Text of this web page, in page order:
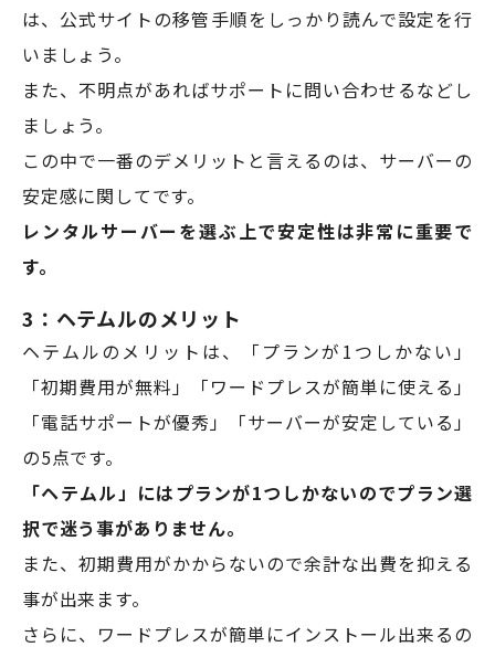
は、公式サイトの移管手順をしっかり読んで設定を行
いましょう。
また、不明点があればサポートに問い合わせるなどし
ましょう。
この中で一番のデメリットと言えるのは、サーバーの
安定感に関してです。
レンタルサーバーを選ぶ上で安定性は非常に重要で
す。
3：ヘテムルのメリット
ヘテムルのメリットは、「プランが1つしかない」
「初期費用が無料」「ワードプレスが簡単に使える」
「電話サポートが優秀」「サーバーが安定している」
の5点です。
「ヘテムル」にはプランが1つしかないのでプラン選
択で迷う事がありません。
また、初期費用がかからないので余計な出費を抑える
事が出来ます。
さらに、ワードプレスが簡単にインストール出来るの